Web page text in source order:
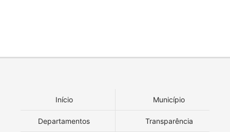
Início Município
Departamentos Transparência